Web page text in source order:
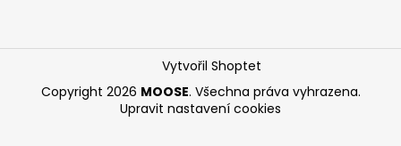
Vytvořil Shoptet
Copyright 2026 MOOSE. Všechna práva vyhrazena.
Upravit nastavení cookies